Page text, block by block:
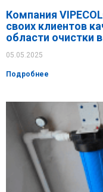
Компания
своих клиентов
области очистки
05.05.2025
Подробнее